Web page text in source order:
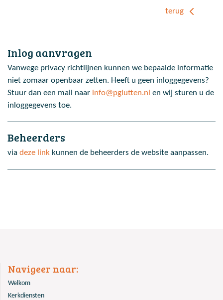
terug
Inlog aanvragen
Vanwege privacy richtlijnen kunnen we bepaalde informatie
niet zomaar openbaar zetten. Heeft u geen inloggegevens?
Stuur dan een mail naar info@pglutten.nl en wij sturen u de
inloggegevens toe.
Beheerders
via deze link kunnen de beheerders de website aanpassen.
Navigeer naar:
Welkom
Kerkdiensten